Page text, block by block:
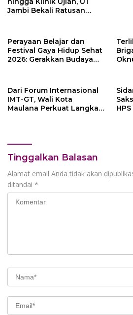
Jambi Bekali Ratusan
Perayaan Belajar dan
Festival Gaya Hidup Sehat
2026: Gerakkan Budaya
Indonesia
Dari Forum Internasional
IMT-GT, Wali Kota
Maulana Perkuat Langkah
Tinggalkan Balasan
Alamat email Anda tidak akan
ditandai *